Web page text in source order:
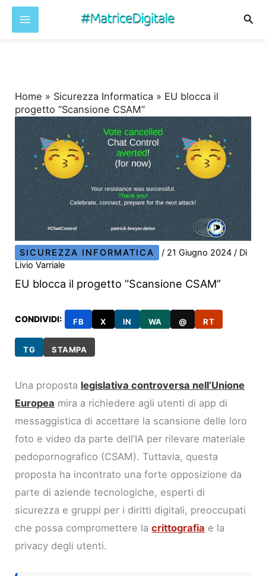
Home » Sicurezza Informatica » EU blocca il
progetto “Scansione CSAM”
SICUREZZA INFORMATICA / 21 Giugno 2024/ Di
Livio Varriale
EU blocca il progetto “Scansione CSAM”
CONDIVIDI: FB X IN WA @ RT
TG STAMPA
Una proposta legislativa controversa nell’Unione
Europea mira a richiedere agli utenti di app di
messaggistica di accettare la scansione delle loro
foto e video da parte dell’IA per rilevare materiale
pedopornografico (CSAM). Tuttavia, questa
proposta ha incontrato una forte opposizione da
parte di aziende tecnologiche, esperti di
sicurezza e gruppi per i diritti digitali, preoccupati
che possa compromettere lacrittografia e la
privacy degli utenti.